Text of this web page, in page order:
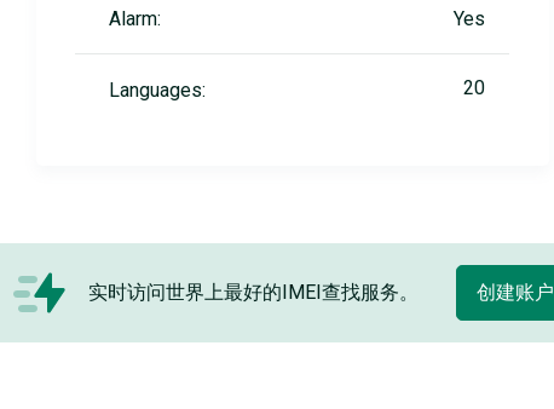
Alarm: Yes
Languages: 20
实时访问世界上最好的IMEI查找服务。 创建账户